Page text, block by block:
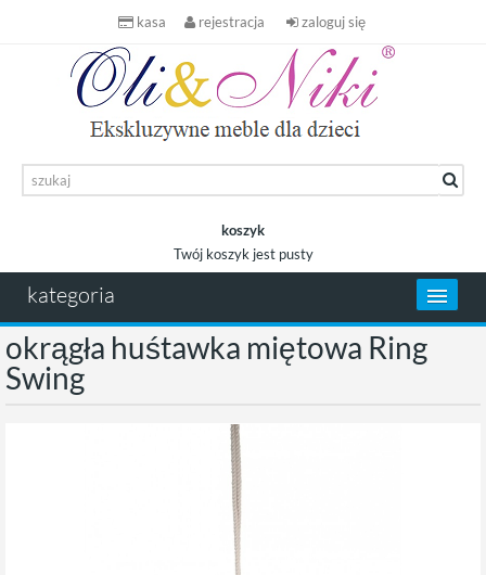
kasa rejestracja zaloguj się
koszyk
Twój koszyk jest pusty
kategoria
okrągła huśtawka miętowa Ring
Swing